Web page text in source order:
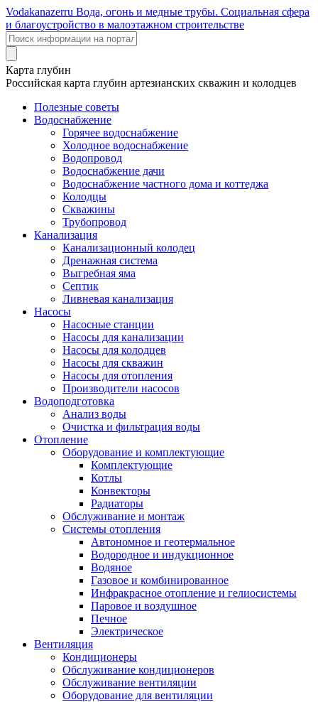
Vodakanazerru Вода, огонь и медные трубы. Социальная сфера
и благоустройство в малоэтажном строительстве
Карта глубин
Российская карта глубин артезианских скважин и колодцев
Полезные советы
Водоснабжение
Горячее водоснабжение
Холодное водоснабжение
Водопровод
Водоснабжение дачи
Водоснабжение частного дома и коттеджа
Колодцы
Скважины
Трубопровод
Канализация
Канализационный колодец
Дренажная система
Выгребная яма
Септик
Ливневая канализация
Насосы
Насосные станции
Насосы для канализации
Насосы для колодцев
Насосы для скважин
Насосы для отопления
Производители насосов
Водоподготовка
Анализ воды
Очистка и фильтрация воды
Отопление
Оборудование и комплектующие
Комплектующие
Котлы
Конвекторы
Радиаторы
Обслуживание и монтаж
Системы отопления
Автономное и геотермальное
Водородное и индукционное
Водяное
Газовое и комбинированное
Инфракрасное отопление и гелиосистемы
Паровое и воздушное
Печное
Электрическое
Вентиляция
Кондиционеры
Обслуживание кондиционеров
Обслуживание вентиляции
Оборудование для вентиляции